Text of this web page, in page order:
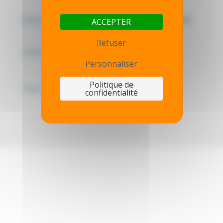
Mentions légales - Politique de confidentialité
ACCEPTER
Refuser
Personnaliser
Politique de
confidentialité